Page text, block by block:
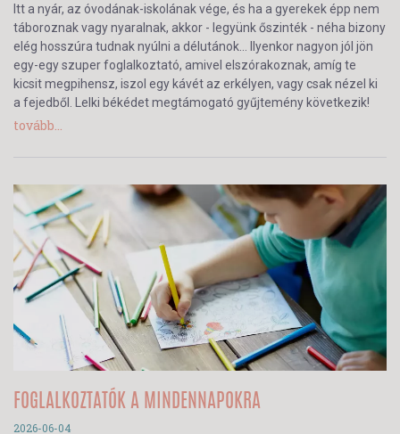
Itt a nyár, az óvodának-iskolának vége, és ha a gyerekek épp nem
táboroznak vagy nyaralnak, akkor - legyünk őszinték - néha bizony
elég hosszúra tudnak nyúlni a délutánok… Ilyenkor nagyon jól jön
egy-egy szuper foglalkoztató, amivel elszórakoznak, amíg te
kicsit megpihensz, iszol egy kávét az erkélyen, vagy csak nézel ki
a fejedből. Lelki békédet megtámogató gyűjtemény következik!
tovább...
FOGLALKOZTATÓK A MINDENNAPOKRA
2026-06-04